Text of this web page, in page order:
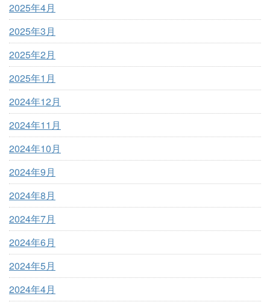
2025年4月
2025年3月
2025年2月
2025年1月
2024年12月
2024年11月
2024年10月
2024年9月
2024年8月
2024年7月
2024年6月
2024年5月
2024年4月